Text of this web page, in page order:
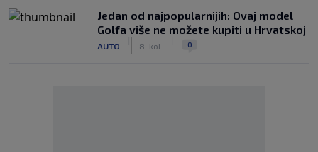
Jedan od najpopularnijih: Ovaj model
Golfa više ne možete kupiti u Hrvatskoj
AUTO 8. kol. 0